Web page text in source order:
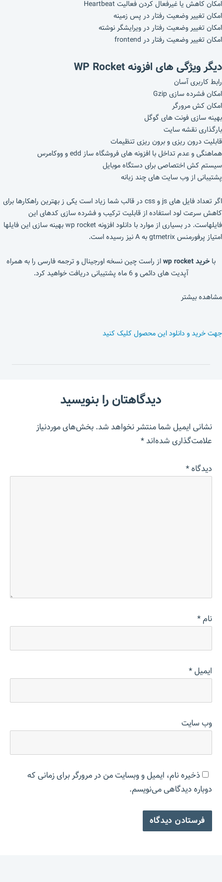
امکان کاهش یا غیرفعال کردن فعالیت Heartbeat
امکان تغییر وضعیت رفتار در پس زمینه
امکان تغییر وضعیت رفتار در ویرایشگر نوشته
امکان تغییر وضعیت رفتار در frontend
دیگر ویژگی های افزونهWP Rocket
رابط کاربری آسان
امکان فشرده سازی Gzip
امکان کش مرورگر
بهینه سازی فونت های گوگل
بارگذاری نقشه سایت
قابلیت درون ریزی و برون ریزی تنظیمات
هماهنگی و عدم تداخل با افزونه های فروشگاه ساز edd و ووکامرس
سیستم کش اختصاصی برای دستگاه موبایل
پشتیبانی از وب سایت های چند زبانه
اگر تعداد فایل های js و css در قالب شما زیاد است یکی ز بهترین راهکارها برای
کاهش سرعت لود استفاده از قابلیت ترکیب و فشرده سازی کدهای این
فایلهاست. در بسیاری از موارد با دانلود افزونه wp rocket بهینه سازی این فایلها
امتیاز پرفورمنس gtmetrix به A نیز رسیده است.
با خرید wp rocket
از راست چین نسخه اورجینال و ترجمه فارسی را به همراه
آپدیت های دائمی و 6 ماه پشتیبانی دریافت خواهید کرد.
مشاهده بیشتر
جهت خرید و دانلود این محصول کلیک کنید
دیدگاهتان را بنویسید
نشانی ایمیل شما منتشر نخواهد شد.بخش‌های موردنیاز
علامت‌گذاری شده‌اند*
دیدگاه*
نام*
ایمیل*
وب‌ سایت
ذخیره نام، ایمیل و وبسایت من در مرورگر برای زمانی که
دوباره دیدگاهی می‌نویسم.